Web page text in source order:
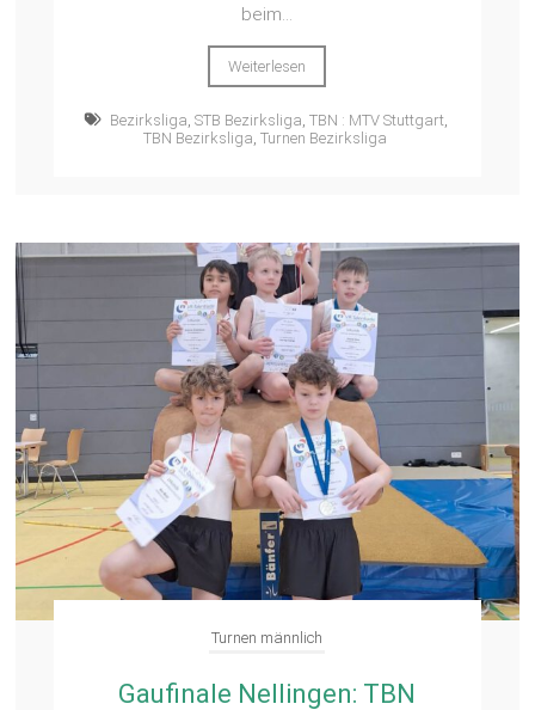
beim...
Weiterlesen
Bezirksliga ,STB Bezirksliga ,TBN : MTV Stuttgart
TBN Bezirksliga ,Turnen Bezirksliga
Turnen männlich
Gaufinale Nellingen: TBN